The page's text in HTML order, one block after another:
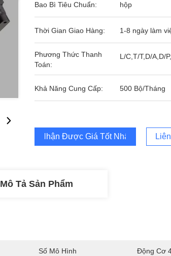
Bao Bì Tiêu Chuẩn: hộp
Thời Gian Giao Hàng: 1-8 ngày làm
Phương Thức Thanh
Toán:
L/C,T/T,D/A,D/
Khả Năng Cung Cấp: 500 Bộ/Tháng
Nhận Được Giá Tốt Nhất
Mô Tả Sản Phẩm
Số Mô Hình Động Cơ